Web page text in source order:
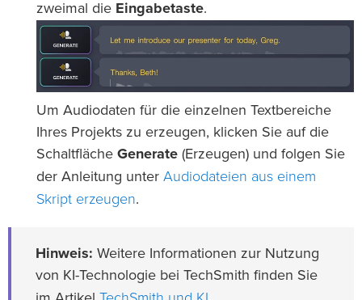
zweimal die Eingabetaste.
Um Audiodaten für die einzelnen Textbereiche
Ihres Projekts zu erzeugen, klicken Sie auf die
Schaltfläche Generate (Erzeugen) und folgen Sie
der Anleitung unter Audiodateien aus einem
Skript erzeugen.
Hinweis: Weitere Informationen zur Nutzung
von KI-Technologie bei TechSmith finden Sie